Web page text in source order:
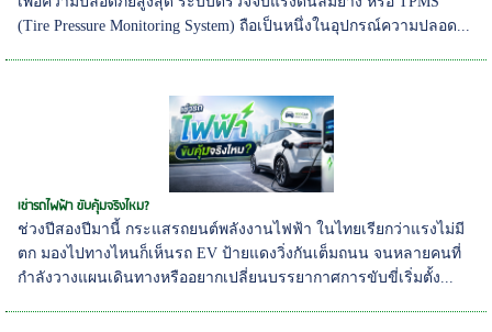
(Tire Pressure Monitoring System) ถือเป็นหนึ่งในอุปกรณ์ความปลอด...
เช่ารถไฟฟ้า ขับคุ้มจริงไหม?
ช่วงปีสองปีมานี้ กระแสรถยนต์พลังงานไฟฟ้า ในไทยเรียกว่าแรงไม่มี
ตก มองไปทางไหนก็เห็นรถ EV ป้ายแดงวิ่งกันเต็มถนน จนหลายคนที่
กำลังวางแผนเดินทางหรืออยากเปลี่ยนบรรยากาศการขับขี่เริ่มตั้ง...